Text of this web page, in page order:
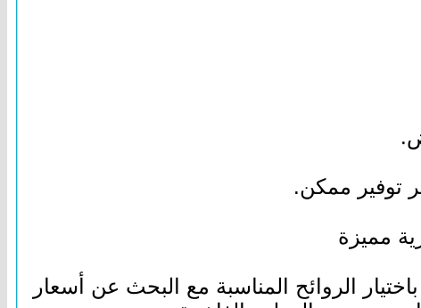
توفير ممكن.
مميزة
الروائح المناسبة مع البحث عن أسعار